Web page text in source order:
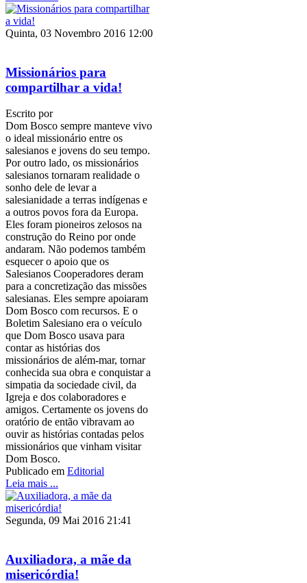
Quinta, 03 Novembro 2016 12:00
Missionários para
compartilhar a vida!
Escrito por
Dom Bosco sempre manteve vivo
o ideal missionário entre os
salesianos e jovens do seu tempo.
Por outro lado, os missionários
salesianos tornaram realidade o
sonho dele de levar a
salesianidade a terras indígenas e
a outros povos fora da Europa.
Eles foram pioneiros zelosos na
construção do Reino por onde
andaram. Não podemos também
esquecer o apoio que os
Salesianos Cooperadores deram
para a concretização das missões
salesianas. Eles sempre apoiaram
Dom Bosco com recursos. E o
Boletim Salesiano era o veículo
que Dom Bosco usava para
contar as histórias dos
missionários de além-mar, tornar
conhecida sua obra e conquistar a
simpatia da sociedade civil, da
Igreja e dos colaboradores e
amigos. Certamente os jovens do
oratório de então vibravam ao
ouvir as histórias contadas pelos
missionários que vinham visitar
Dom Bosco.
Publicado em Editorial
Leia mais ...
Segunda, 09 Mai 2016 21:41
Auxiliadora, a mãe da
misericórdia!